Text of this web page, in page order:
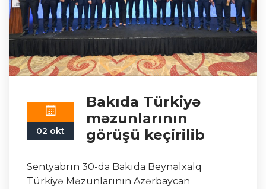
02 okt
Bakıda Türkiyə
məzunlarının
görüşü keçirilib
Sentyabrın 30-da Bakıda Beynəlxalq
Türkiyə Məzunlarının Azərbaycan